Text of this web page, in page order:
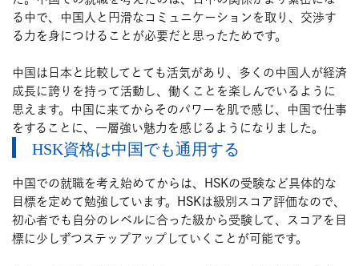
る中で、中国人と円滑なコミュニケーションを取り、交渉す
る力を身につけることが必要だと思ったためです。
中国は日本と比較してとても活気があり、多くの中国人が経済
成長に誇りを持って活動し、働くことを楽しんでいるように
思えます。中国に来てからそのパワーを肌で感じ、中国で仕事
をすることに、一層強い魅力を感じるようになりました。
HSK資格は中国でも通用する
中国での就職を考え始めてからは、HSKの受験など具体的な
目標を定めて勉強しています。HSKは級別スコア評価なので、
初心者でも自分のレベルに合った級から受験して、スコアを目
標に少しずつステップアップしていくことが可能です。